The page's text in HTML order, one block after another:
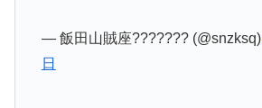
— 飯田山賊座??????? (@snzksq)
日